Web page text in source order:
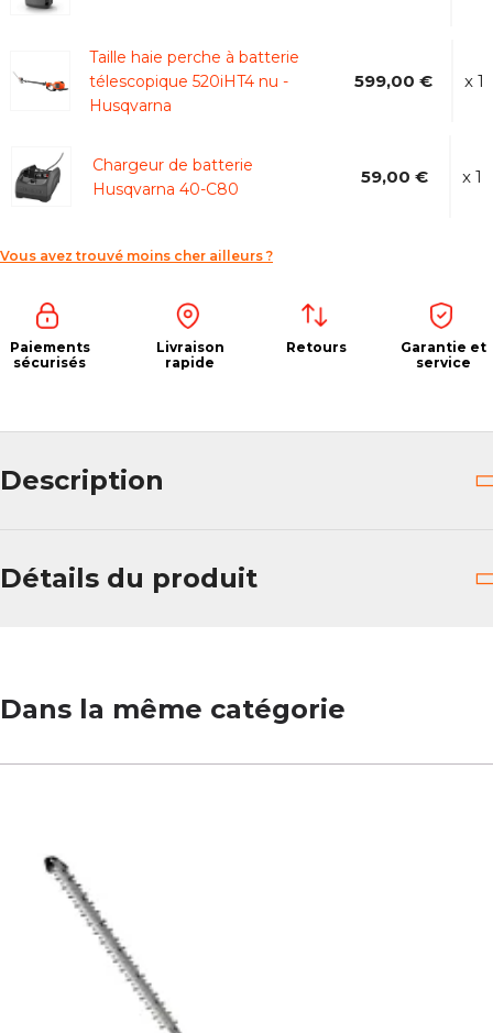
Taille haie perche à batterie
télescopique 520iHT4 nu -
Husqvarna
599,00 € x 1
Chargeur de batterie
Husqvarna 40-C80
59,00 € x 1
Vous avez trouvé moins cher ailleurs ?
Paiements
sécurisés
Livraison
rapide
Retours
Garantie et
service
Description
Détails du produit
Dans la même catégorie